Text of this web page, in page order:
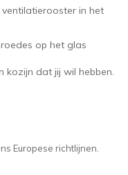
in het
op het glas
kozijn dat jij wil hebben.
Europese richtlijnen.